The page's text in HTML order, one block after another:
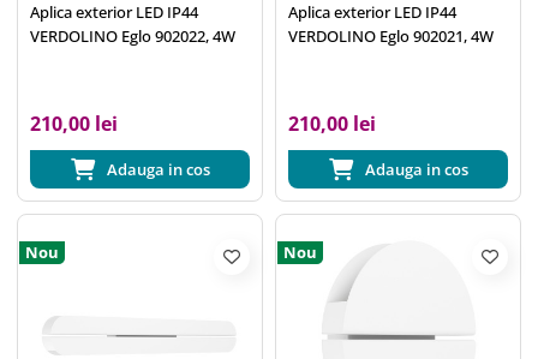
Aplica exterior LED IP44
VERDOLINO Eglo 902022, 4W
210,00 lei
Adauga in cos
Aplica exterior LED IP44
VERDOLINO Eglo 902021, 4W
210,00 lei
Adauga in cos
Nou Nou